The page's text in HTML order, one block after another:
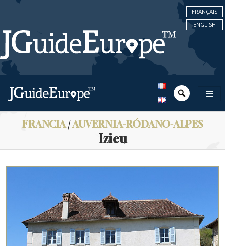
FRANÇAIS
ENGLISH
FRANCIA/AUVERNIA-RÓDANO-ALPES
Izieu